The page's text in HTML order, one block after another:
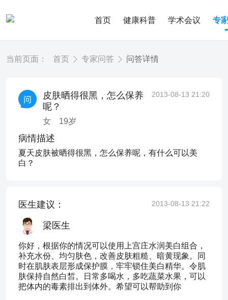
首页 健康科普 学术会议 专
当前页面： 首页 专家问答 问答详情
皮肤晒得很黑，怎么保养
呢？
女 19岁
2013-08-13 21:20
病情描述
夏天皮肤被晒得很黑，怎么保养呢，有什么可以美
白？
医生建议： 2013-08-13 21:22
梁医生
你好，根据你的情况可以使用上宫庄水润美白组合，
补充水份、均匀肤色，改善皮肤粗糙、暗黄现象。同
时在肌肤表层形成保护膜，牢牢锁住美白精华。令肌
肤保持自然白皙。日常多喝水，多吃蔬菜水果，可以
把体内的毒素排出到体外。希望可以帮助到你